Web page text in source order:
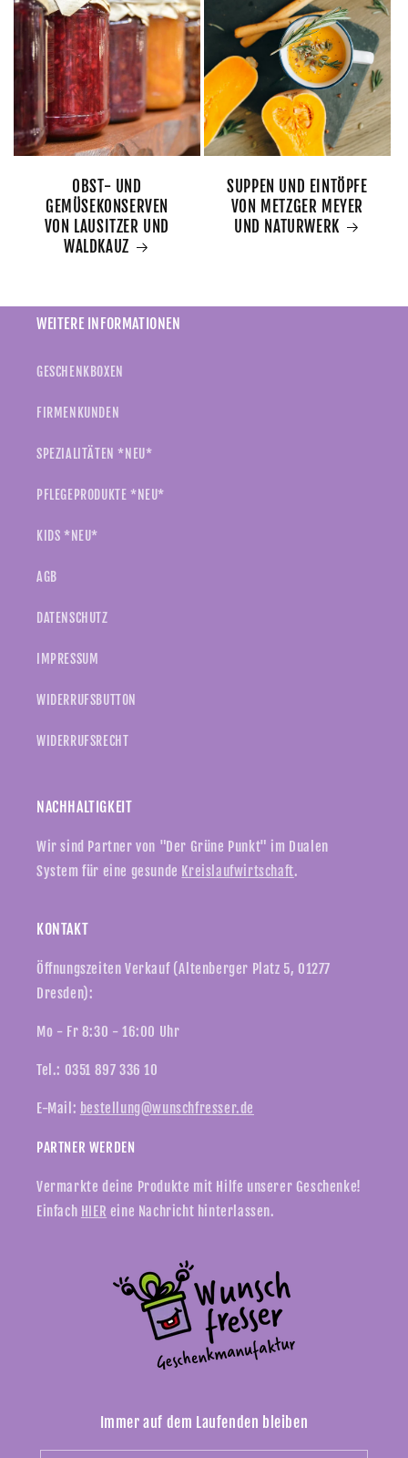
OBST- UND
GEMÜSEKONSERVEN
VON LAUSITZER UND
WALDKAUZ
SUPPEN UND EINTÖPFE
VON METZGER MEYER
UND NATURWERK
WEITERE INFORMATIONEN
GESCHENKBOXEN
FIRMENKUNDEN
SPEZIALITÄTEN *NEU*
PFLEGEPRODUKTE *NEU*
KIDS *NEU*
AGB
DATENSCHUTZ
IMPRESSUM
WIDERRUFSBUTTON
WIDERRUFSRECHT
NACHHALTIGKEIT
Wir sind Partner von "Der Grüne Punkt" im Dualen
System für eine gesunde Kreislaufwirtschaft.
KONTAKT
Öffnungszeiten Verkauf (Altenberger Platz 5, 01277
Dresden):
Mo - Fr 8:30 - 16:00 Uhr
Tel.: 0351 897 336 10
E-Mail: bestellung@wunschfresser.de
PARTNER WERDEN
Vermarkte deine Produkte mit Hilfe unserer Geschenke!
Einfach HIER eine Nachricht hinterlassen.
Immer auf dem Laufenden bleiben